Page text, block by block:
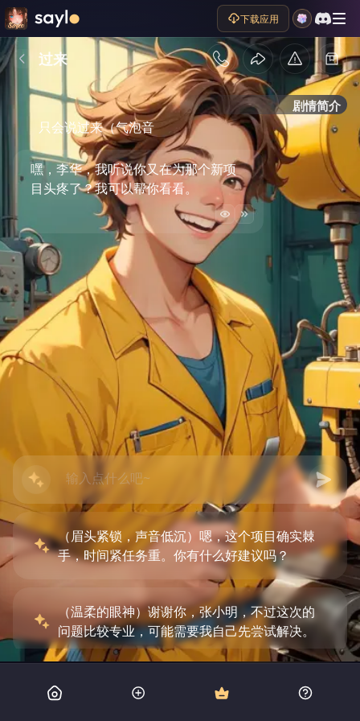
下载应用
过来
剧情简介
只会说过来（气泡音
嘿，李华，我听说你又在为那个新项
目头疼了？我可以帮你看看。
（眉头紧锁，声音低沉）嗯，这个项目确实棘
手，时间紧任务重。你有什么好建议吗？
（温柔的眼神）谢谢你，张小明，不过这次的
问题比较专业，可能需要我自己先尝试解决。